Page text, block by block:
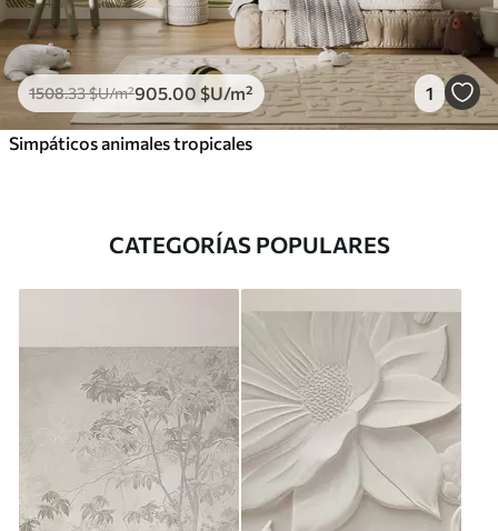
1508.33$U/m²905.00 $U/m² 1
Simpáticos animales tropicales
CATEGORÍAS POPULARES